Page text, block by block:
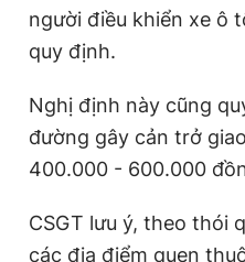
người điều khiển xe ô
quy định.
Nghị định này cũng
đường gây cản trở
400.000 - 600.000
CSGT lưu ý, theo thói
các địa điểm quen